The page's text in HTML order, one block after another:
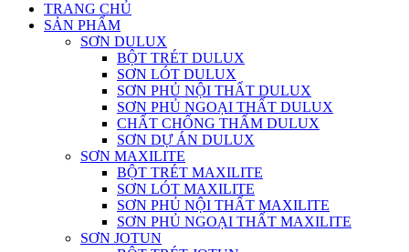
TRANG CHỦ
SẢN PHẨM
SƠN DULUX
BỘT TRÉT DULUX
SƠN LÓT DULUX
SƠN PHỦ NỘI THẤT DULUX
SƠN PHỦ NGOẠI THẤT DULUX
CHẤT CHỐNG THẤM DULUX
SƠN DỰ ÁN DULUX
SƠN MAXILITE
BỘT TRÉT MAXILITE
SƠN LÓT MAXILITE
SƠN PHỦ NỘI THẤT MAXILITE
SƠN PHỦ NGOẠI THẤT MAXILITE
SƠN JOTUN